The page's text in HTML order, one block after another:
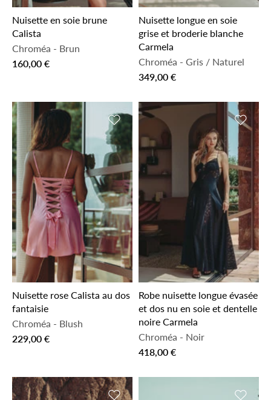
Nuisette en soie brune
Calista
Chroméa - Brun
160,00 €
Nuisette longue en soie
grise et broderie blanche
Carmela
Chroméa - Gris / Naturel
349,00 €
Ajouter à la liste de souhaits
Nuisette rose Calista au dos
fantaisie
Chroméa - Blush
229,00 €
Ajouter
Robe nuisette longue évasée
et dos nu en soie et dentelle
noire Carmela
Chroméa - Noir
418,00 €
Ajouter à la liste de souhaitsAjouter